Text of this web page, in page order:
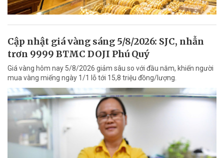
Cập nhật giá vàng sáng 5/8/2026: SJC, nhẫn
trơn 9999 BTMC DOJI Phú Quý
Giá vàng hôm nay 5/8/2026 giảm sâu so với đầu năm, khiến người
mua vàng miếng ngày 1/1 lỗ tới 15,8 triệu đồng/lượng.